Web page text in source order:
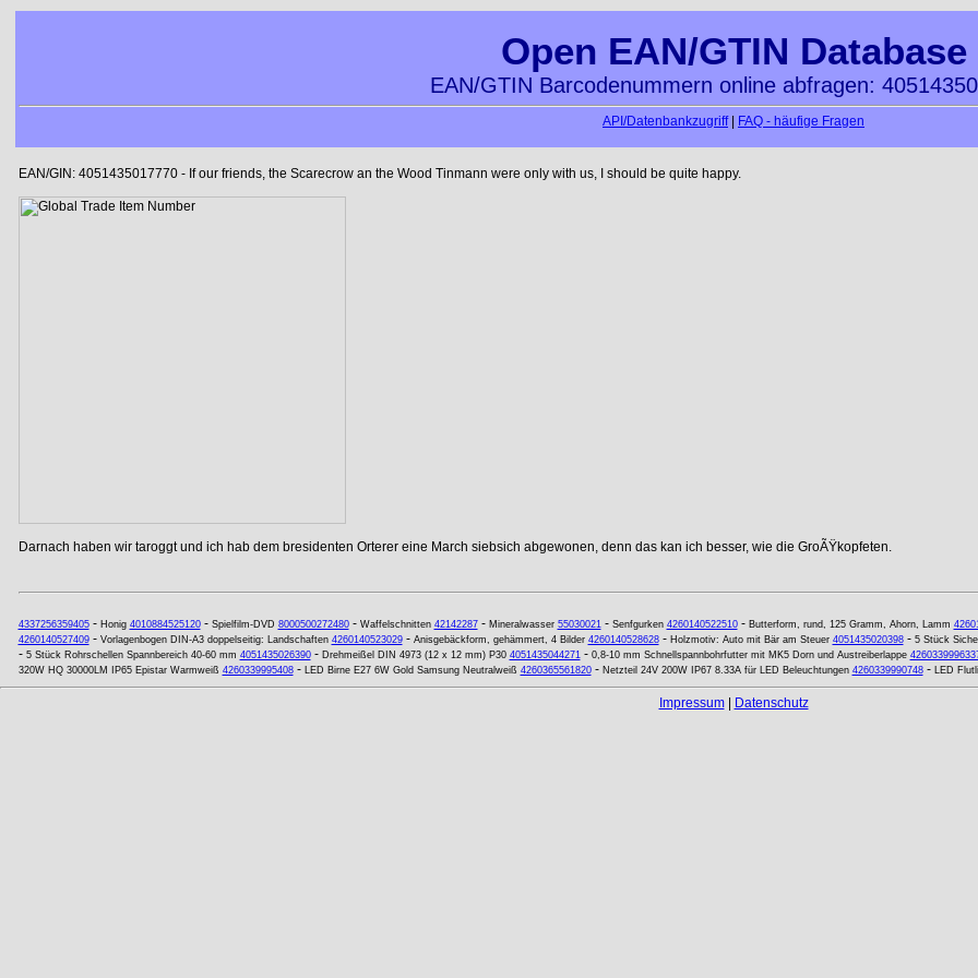
Open EAN/GTIN Database
EAN/GTIN Barcodenummern online abfragen:
API/Datenbankzugriff| FAQ - häufige Fragen
EAN/GIN: 4051435017770 - If our friends, the Scarecrow an the Wood Tinmann were only with us, I should be quite happy.
Darnach haben wir taroggt und ich hab dem bresidenten Orterer eine March siebsich abgewonen, denn das kan ich besser, wie die GroÃŸkopfeten.
4337256359405- Honig 4010884525120- Spielfilm-DVD 8000500272480- Waffelschnitten 42142287- Mineralwasser 55030021- Senfgurken 4260140522510- Butterform, rund, 125 Gramm, Ahorn, Lamm
4260140527409- Vorlagenbogen DIN-A3 doppelseitig: Landschaften 4260140523029- Anisgebäckform, gehämmert, 4 Bilder 4260140528628- Holzmotiv: Auto mit Bär am Steuer 4051435020398- 5 Stück
- 5 Stück Rohrschellen Spannbereich 40-60 mm 4051435026390- Drehmeißel DIN 4973 (12 x 12 mm) P30 4051435044271- 0,8-10 mm Schnellspannbohrfutter mit MK5 Dorn und Austreiberlappe
320W HQ 30000LM IP65 Epistar Warmweiß 4260339995408- LED Birne E27 6W Gold Samsung Neutralweiß 4260365561820- Netzteil 24V 200W IP67 8.33A für LED Beleuchtungen 4260339990748- LED
Impressum| Datenschutz